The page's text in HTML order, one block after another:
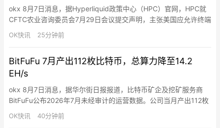
okx 8月7日消息，据Hyperliquid政策中心（HPC）官网，HPC就
CFTC农业咨询委员会7月29日会议提交声明，主张美国应允许终端
用户接触包括永续期货在内的链上衍生品。HPC支持CFTC分阶段
推进永续期货，并称公链可提升清算结算效率、抵押品流动性，同
OK快讯 25分钟前
BitFuFu 7月产出112枚比特币，总算力降至14.2
EH/s
okx 8月7日消息，据华尔街日报报道，比特币矿企及挖矿服务商
BitFuFu公布2026年7月未经审计的运营数据。公司当月产出112枚
比特币，其中自营挖矿产出72枚、云挖矿产出40枚，日均产出3.6
枚；截至7月底持有1,314枚比特币，较6月底的1,671枚减少。
OK快讯 40分钟前